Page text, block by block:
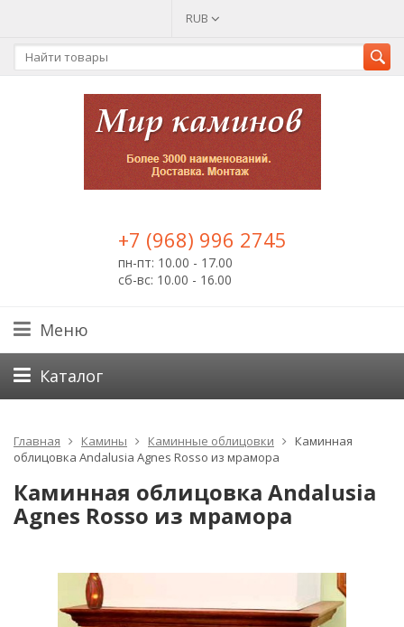
RUB
+7 (968) 996 2745
пн-пт: 10.00 - 17.00
сб-вс: 10.00 - 16.00
Меню
Каталог
Главная Камины Каминные облицовки
Каминная
облицовка Andalusia Agnes Rosso из мрамора
Каминная облицовка Andalusia
Agnes Rosso из мрамора